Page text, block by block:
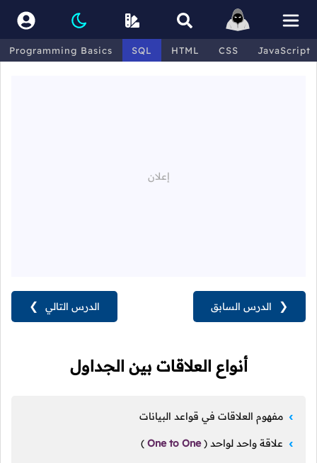
Programming Basics SQL HTML CSS JavaScript
الدرس التالي ❯ ❮ الدرس السابق
أنواع العلاقات بين الجداول
مفهوم العلاقات في قواعد البيانات
علاقة واحد لواحد (
One to One
)